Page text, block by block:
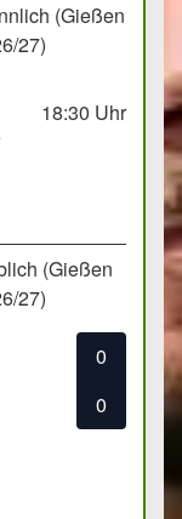
(Gießen
27)
1
18:30 Uhr
(Gießen
27)
0
0